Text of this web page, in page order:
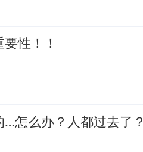
性！！
怎么办？人都过去了？